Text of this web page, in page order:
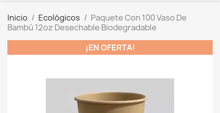
Inicio Ecológicos
Paquete Con 100 Vaso De
Bambú 12oz Desechable Biodegradable
¡EN OFERTA!